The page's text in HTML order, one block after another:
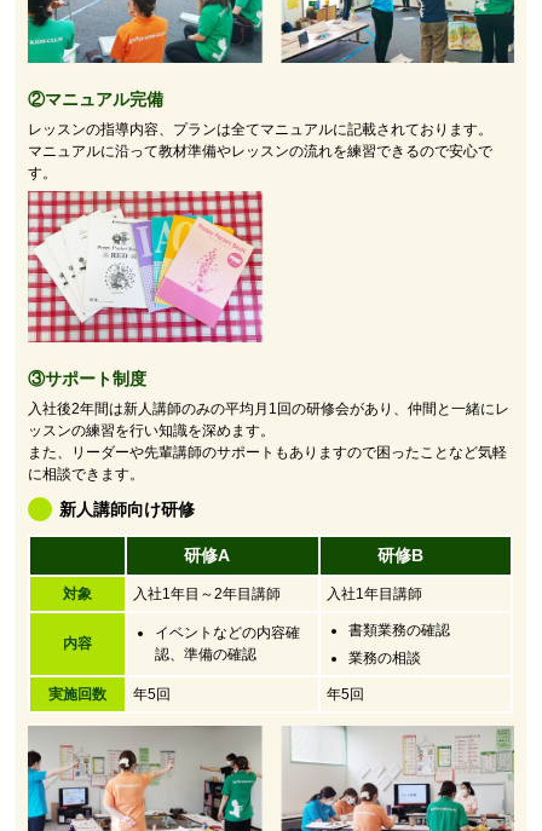
②マニュアル完備
レッスンの指導内容、プランは全てマニュアルに記載されております。
マニュアルに沿って教材準備やレッスンの流れを練習できるので安心で
す。
③サポート制度
入社後2年間は新人講師のみの平均月1回の研修会があり、仲間と一緒にレ
ッスンの練習を行い知識を深めます。
また、リーダーや先輩講師のサポートもありますので困ったことなど気軽
に相談できます。
新人講師向け研修
研修A 研修B
対象 入社1年目～2年目講師 入社1年目講師
内容
イベントなどの内容確
認、準備の確認
書類業務の確認
業務の相談
実施回数 年5回 年5回